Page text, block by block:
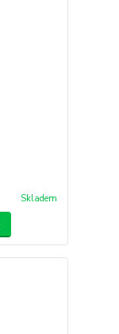
Skladem